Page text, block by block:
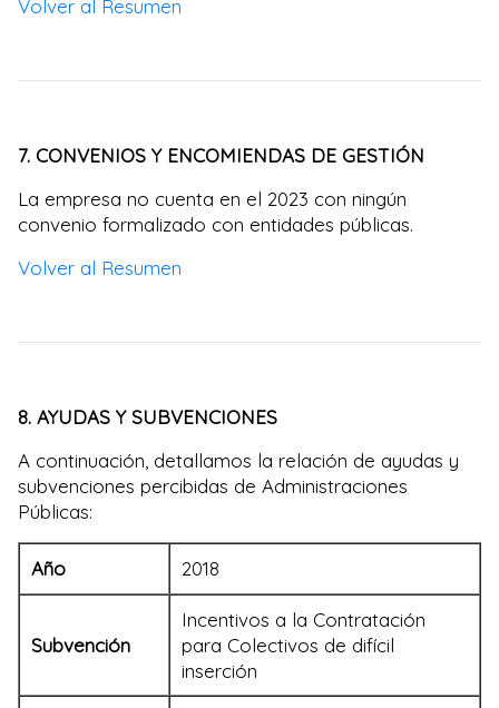
Volver al Resumen
7. CONVENIOS Y ENCOMIENDAS DE GESTIÓN
La empresa no cuenta en el 2023 con ningún
convenio formalizado con entidades públicas.
Volver al Resumen
8. AYUDAS Y SUBVENCIONES
A continuación, detallamos la relación de ayudas y
subvenciones percibidas de Administraciones
Públicas:
Año 2018
Subvención
Incentivos a la Contratación
para Colectivos de difícil
inserción